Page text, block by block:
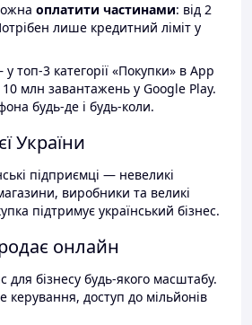
оплатити частинами: від 2
лише кредитний ліміт у
топ-3 категорії «Покупки» в App
млн завантажень у Google Play.
будь-де і будь-коли.
України
підприємці — невеликі
виробники та великі
підтримує український бізнес.
онлайн
бізнесу будь-якого масштабу.
керування, доступ до мільйонів